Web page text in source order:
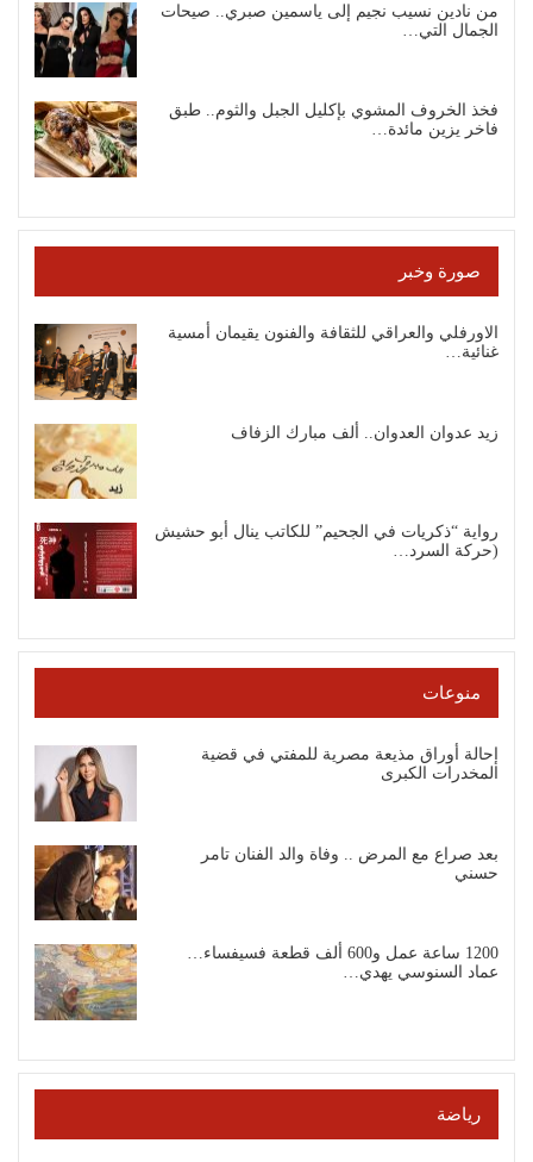
من نادين نسيب نجيم إلى ياسمين صبري.. صيحات
الجمال التي…
فخذ الخروف المشوي بإكليل الجبل والثوم.. طبق
فاخر يزين مائدة…
صورة وخبر
الاورفلي والعراقي للثقافة والفنون يقيمان أمسية
غنائية…
زيد عدوان العدوان.. ألف مبارك الزفاف
رواية “ذكريات في الجحيم” للكاتب ينال أبو حشيش
(حركة السرد…
منوعات
إحالة أوراق مذيعة مصرية للمفتي في قضية
المخدرات الكبرى
بعد صراع مع المرض .. وفاة والد الفنان تامر
حسني
1200 ساعة عمل و600 ألف قطعة فسيفساء…
عماد السنوسي يهدي…
رياضة